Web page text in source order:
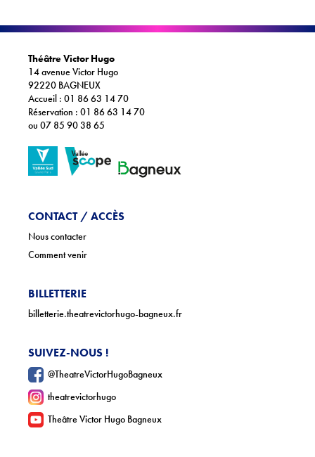
INFOS+
Tarifs
Réservation
Contacts / Accès
Téléchargements
Lettre d'info
Théâtre Victor Hugo
14 avenue Victor Hugo
92220 BAGNEUX
Accueil : 01 86 63 14 70
Réservation : 01 86 63 14 70
ou 07 85 90 38 65
CONTACT / ACCÈS
Nous contacter
Comment venir
BILLETTERIE
billetterie.theatrevictorhugo-bagneux.fr
SUIVEZ-NOUS !
@TheatreVictorHugoBagneux
theatrevictorhugo
Theâtre Victor Hugo Bagneux